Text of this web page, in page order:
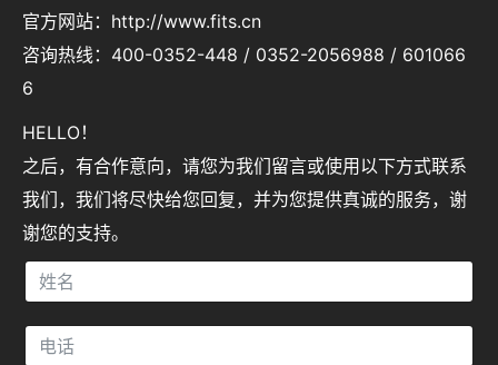
官方网站：http://www.fits.cn
咨询热线：400-0352-448 / 0352-2056988 / 601066
6
HELLO！
之后，有合作意向，请您为我们留言或使用以下方式联系
我们，我们将尽快给您回复，并为您提供真诚的服务，谢
谢您的支持。